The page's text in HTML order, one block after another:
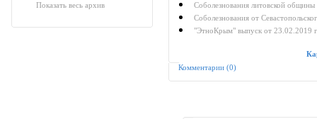
Показать весь архив
Соболезнования литовской общины
Соболезнования от
"ЭтноКрым" выпуск от 23.02.2019
Комментарии (0)